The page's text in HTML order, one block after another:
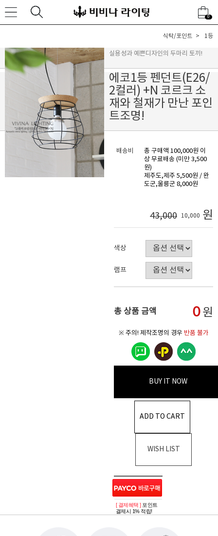
0
식탁/포인트 1등
실용성과 예쁜디자인의 두마리 토끼!
에코1등 펜던트(E26/
2컬러) +N 코르크 소
재와 철재가 만난 포인
트조명!
배송비
총 구매액 100,000원 이
상 무료배송 (미만 3,500
원)
제주도,제주 5,500원 / 완
도군,울릉군 8,000원
43,000 10,000 원
색상
램프
총 상품 금액 0원
※ 주의! 제작조명의 경우 반품 불가
BUY IT NOW
ADD TO CART
WISH LIST
[ 결제혜택 ] 포인트
결제시 1% 적립!